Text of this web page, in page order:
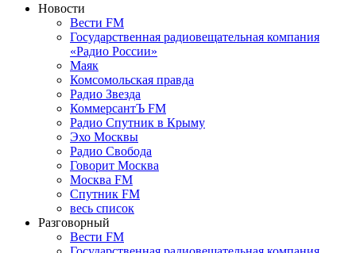
Новости
Вести FM
Государственная радиовещательная компания
«Радио России»
Маяк
Комсомольская правда
Радио Звезда
КоммерсантЪ FM
Радио Спутник в Крыму
Эхо Москвы
Радио Свобода
Говорит Москва
Москва FM
Спутник FM
весь список
Разговорный
Вести FM